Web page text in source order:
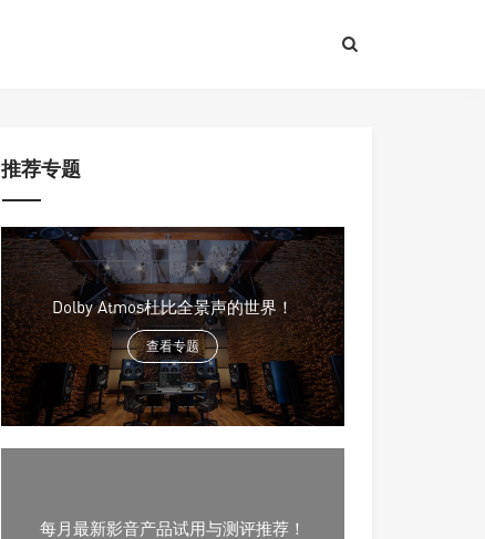
推荐专题
Dolby Atmos杜比全景声的世界！
查看专题
每月最新影音产品试用与测评推荐！